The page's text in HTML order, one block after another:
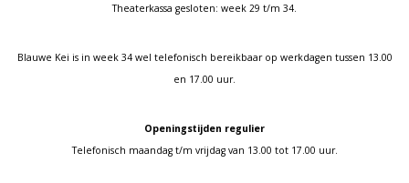
Theaterkassa gesloten: week 29 t/m 34.
Blauwe Kei is in week 34 wel telefonisch bereikbaar op werkdagen tussen 13.00
en 17.00 uur.
Openingstijden regulier
Telefonisch maandag t/m vrijdag van 13.00 tot 17.00 uur.